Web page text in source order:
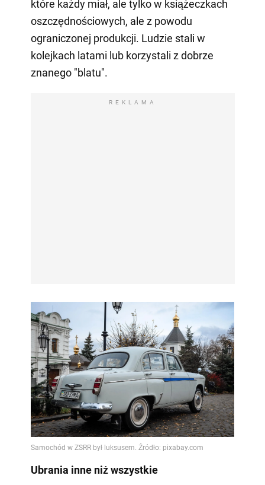
które każdy miał, ale tylko w książeczkach
oszczędnościowych, ale z powodu
ograniczonej produkcji. Ludzie stali w
kolejkach latami lub korzystali z dobrze
znanego "blatu".
REKLAMA
Ubrania inne niż wszystkie